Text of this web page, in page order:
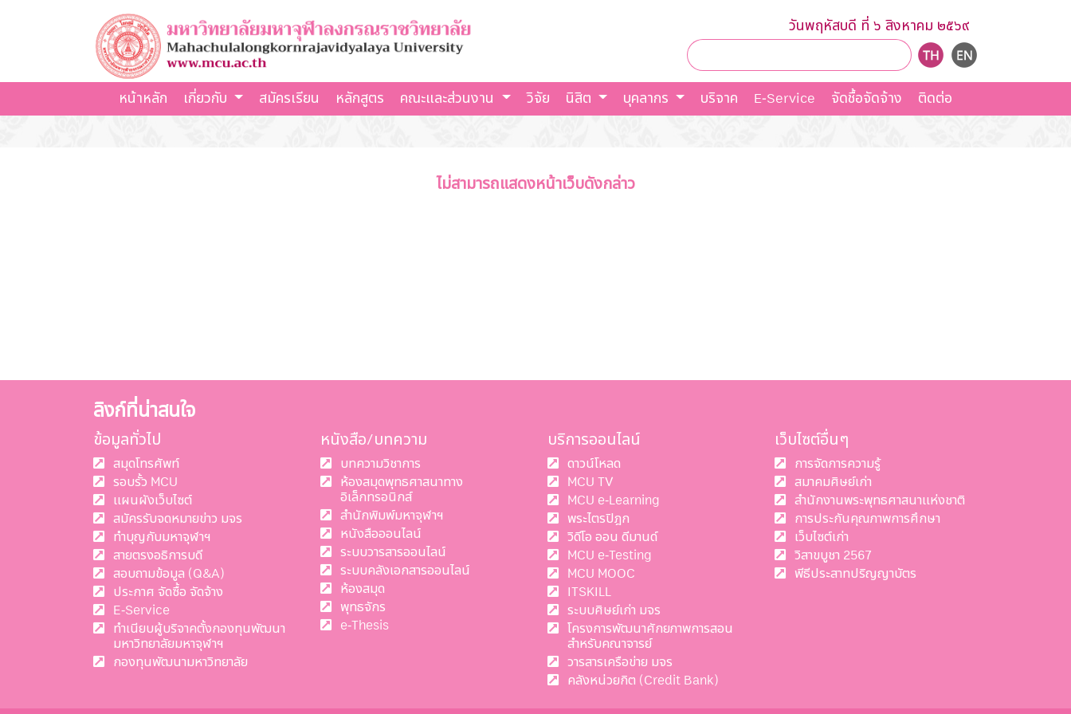
วันพฤหัสบดี ที่ ๖ สิงหาคม ๒๕๖๙
หน้าหลัก เกี่ยวกับ สมัครเรียน หลักสูตร คณะและส่วนงาน วิจัย นิสิต บุคลากร บริจาค E-Service จัดชื้อจัดจ้าง ติดต่อ
ไม่สามารถแสดงหน้าเว็บดังกล่าว
ลิงก์ที่น่าสนใจ
ข้อมูลทั่วไป
สมุดโทรศัพท์
รอบรั้ว MCU
แผนผังเว็บไซต์
สมัครรับจดหมายข่าว มจร
ทำบุญกับมหาจุฬาฯ
สายตรงอธิการบดี
สอบถามข้อมูล (Q&A)
ประกาศ จัดซื้อ จัดจ้าง
E-Service
ทำเนียบผู้บริจาคตั้งกองทุนพัฒนา
มหาวิทยาลัยมหาจุฬาฯ
กองทุนพัฒนามหาวิทยาลัย
หนังสือ/บทความ
บทความวิชาการ
ห้องสมุดพุทธศาสนาทาง
อิเล็กทรอนิกส์
สำนักพิมพ์มหาจุฬาฯ
หนังสือออนไลน์
ระบบวารสารออนไลน์
ระบบคลังเอกสารออนไลน์
ห้องสมุด
พุทธจักร
e-Thesis
บริการออนไลน์
ดาวน์โหลด
MCU TV
MCU e-Learning
พระไตรปิฎก
วิดีโอ ออน ดีมานด์
MCU e-Testing
MCU MOOC
ITSKILL
ระบบศิษย์เก่า มจร
โครงการพัฒนาศักยภาพการสอน
สำหรับคณาจารย์
วารสารเครือข่าย มจร
คลังหน่วยกิต (Credit Bank)
เว็บไซต์อื่นๆ
การจัดการความรู้
สมาคมศิษย์เก่า
สำนักงานพระพุทธศาสนาแห่งชาติ
การประกันคุณภาพการศึกษา
เว็บไซต์เก่า
วิสาขบูชา 2567
พีธีประสาทปริญญาบัตร